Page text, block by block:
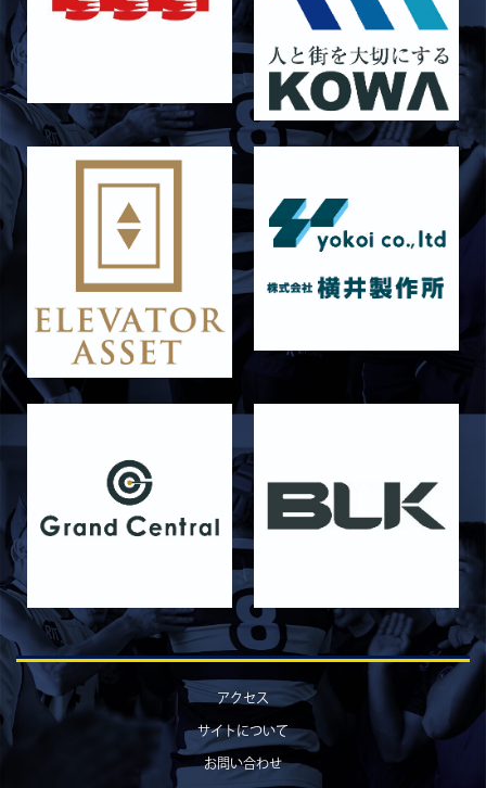
2026/06/26
STAFF blog
【Rits Familyのバトン】vol. 2 稲西輝紀
STAFF blog
2026/06/19
STAFF blog
6月20日 花園大学
2026/06/16
6月14日 島津製作所
2026/06/16
6月13日 名城大学
2026/06/12
STAFF blog
【Rits Familyのバトン】vol. 1 北村瞬太郎
【「イヤーブック2026」にお名前を掲載／サポ
2026/05/31
STAFF blog
5月31日 関西学院大学AB
2026/05/31
STAFF blog
STAFF blog
2026年度 新入部員のお知らせ
2026/05/26
STAFF blog
5月24日 京都産業大学
2026/05/23
STAFF blog
5月23日 京都産業大学BC
アクセス
サイトについて
お問い合わせ